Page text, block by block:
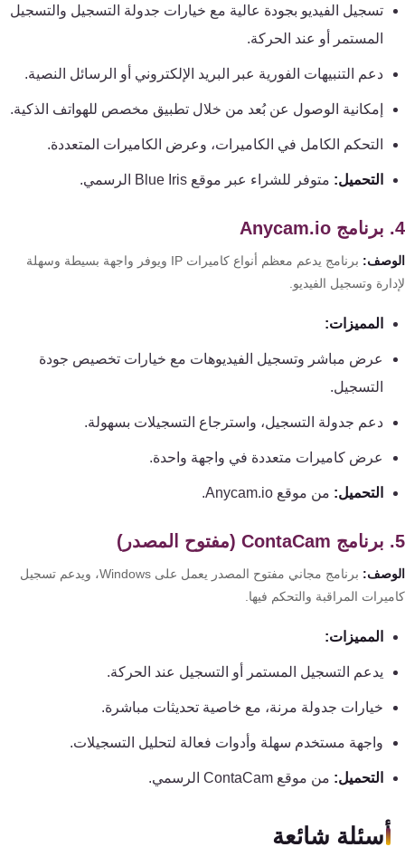
تسجيل الفيديو بجودة عالية مع خيارات جدولة التسجيل والتسجيل
المستمر أو عند الحركة.
دعم التنبيهات الفورية عبر البريد الإلكتروني أو الرسائل النصية.
إمكانية الوصول عن بُعد من خلال تطبيق مخصص للهواتف الذكية.
التحكم الكامل في الكاميرات، وعرض الكاميرات المتعددة.
التحميل: متوفر للشراء عبر موقع Blue Iris الرسمي.
برنامج يدعم معظم أنواع كاميرات IP ويوفر واجهة بسيطة وسهلة
وتسجيل الفيديو.
المميزات:
عرض مباشر وتسجيل الفيديوهات مع خيارات تخصيص جودة
التسجيل.
دعم جدولة التسجيل، واسترجاع التسجيلات بسهولة.
عرض كاميرات متعددة في واجهة واحدة.
التحميل: من موقع Anycam.io.
برنامج مجاني مفتوح المصدر يعمل على Windows، ويدعم تسجيل
المراقبة والتحكم فيها.
المميزات:
يدعم التسجيل المستمر أو التسجيل عند الحركة.
خيارات جدولة مرنة، مع خاصية تحديثات مباشرة.
واجهة مستخدم سهلة وأدوات فعالة لتحليل التسجيلات.
التحميل: من موقع ContaCam الرسمي.
أسئلة شائعة